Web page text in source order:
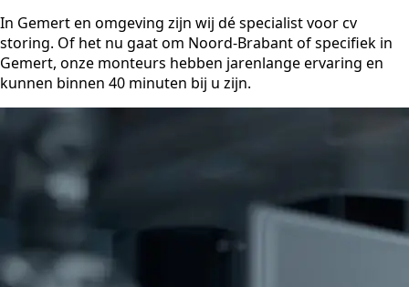
In Gemert en omgeving zijn wij dé specialist voor cv
storing. Of het nu gaat om Noord-Brabant of specifiek in
Gemert, onze monteurs hebben jarenlange ervaring en
kunnen binnen 40 minuten bij u zijn.